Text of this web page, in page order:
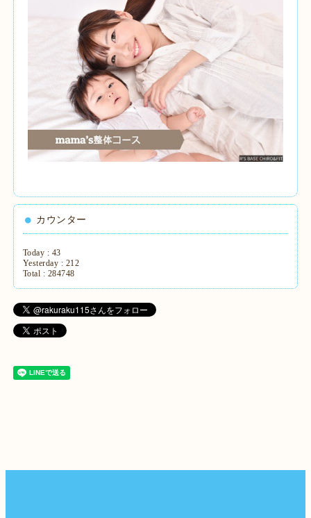
カウンター
Today : 43
Yesterday : 212
Total : 284748